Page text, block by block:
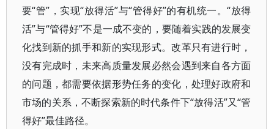
要“管”，实现“放得活”与“管得好”的有机统一。“放得
活”与“管得好”不是一成不变的，要随着实践的发展变
化找到新的抓手和新的实现形式。改革只有进行时，
没有完成时，未来高质量发展必然会遇到来自各方面
的问题，都需要依据形势任务的变化，处理好政府和
市场的关系，不断探索新的时代条件下“放得活”又“管
得好”最佳路径。